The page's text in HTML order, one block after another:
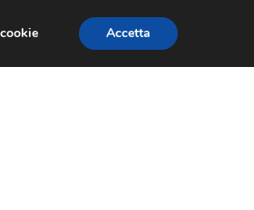
EVENTI E FIERE
Accetta